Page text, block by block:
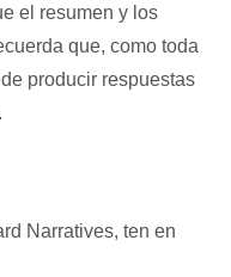
el resumen y los
que, como toda
producir respuestas
Narratives, ten en